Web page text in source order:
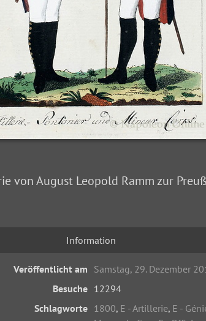
von August Leopold Ramm zur
Information
Veröffentlicht am Samstag, 29. Dezember
Besuche 12294
Schlagworte 1800, E - Artillerie, E -